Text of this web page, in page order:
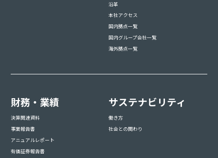
沿革
本社アクセス
国内拠点一覧
国内グループ会社一覧
海外拠点一覧
財務・業績
決算関連資料
事業報告書
アニュアルレポート
有価証券報告書
サステナビリティ
働き方
社会との関わり